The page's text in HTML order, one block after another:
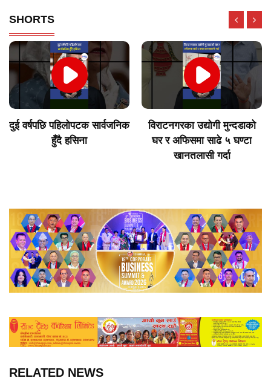
SHORTS
दुई वर्षपछि पहिलोपटक सार्वजनिक
हुँदै हसिना
विराटनगरका उद्योगी मुन्दडाको
घर र अफिसमा साढे ५ घण्टा
खानतलासी गर्दा
RELATED NEWS